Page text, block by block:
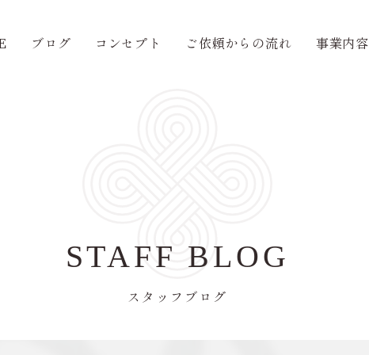
ブログ コンセプト ご依頼からの流れ 事業内容
STAFF BLOG
スタッフブログ